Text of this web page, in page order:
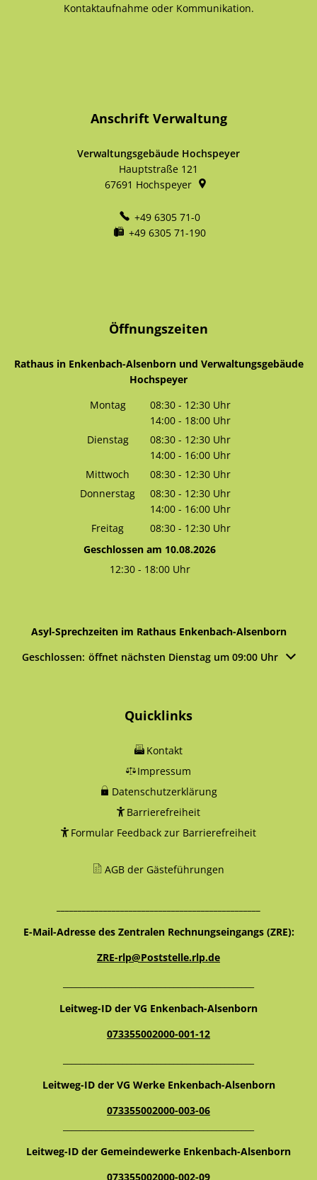
Kontaktaufnahme oder Kommunikation.
Anschrift Verwaltung
Verwaltungsgebäude Hochspeyer
Hauptstraße 121
67691 Hochspeyer
+49 6305 71-0
+49 6305 71-190
Öffnungszeiten
Rathaus in Enkenbach-Alsenborn und Verwaltungsgebäude
Hochspeyer
Montag
08:30 - 12:30 Uhr
Von 08:30 bis 12:30 Uhr
14:00 - 18:00 Uhr
Von 14:00 bis 18:00 Uhr
Dienstag 08:30 - 12:30 Uhr
Von 08:30 bis 12:30 Uhr
14:00 - 16:00 Uhr
Von 14:00 bis 16:00 Uhr
Mittwoch 08:30 - 12:30 Uhr
Von 08:30 bis 12:30 Uhr
Donnerstag 08:30 - 12:30 Uhr
Von 08:30 bis 12:30 Uhr
14:00 - 16:00 Uhr
Von 14:00 bis 16:00 Uhr
Freitag 08:30 - 12:30 Uhr
Von 08:30 bis 12:30 Uhr
Geschlossen am 10.08.2026
12:30- 18:00Uhr
Asyl-Sprechzeiten im Rathaus Enkenbach-Alsenborn
Klicken, um weitere Öffnungs- oder Schließzeiten
Geschlossen: öffnet nächsten Dienstag um 09:00 Uhr
Quicklinks
Kontakt
Impressum
Datenschutzerklärung
Barrierefreiheit
Formular Feedback zur Barrierefreiheit
AGB der Gästeführungen
E-Mail-Adresse des Zentralen Rechnungseingangs (ZRE):
ZRE-rlp@Poststelle.rlp.de
Leitweg-ID der VG Enkenbach-Alsenborn
073355002000-001-12
Leitweg-ID der VG Werke Enkenbach-Alsenborn
073355002000-003-06
Leitweg-ID der Gemeindewerke Enkenbach-Alsenborn
073355002000-002-09